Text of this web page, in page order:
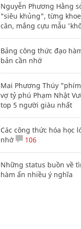
Nguyễn Phương Hằng
"siêu khủng", từng
cân, mắng cựu mẫu
Bảng công thức đạo
bản cần nhớ
Mai Phương Thúy
vợ tỷ phú Phạm Nhật
top 5 người giàu nhất
Các công thức hóa học
nhớ
106
Những status buồn về
hàm ẩn nhiều ý nghĩa